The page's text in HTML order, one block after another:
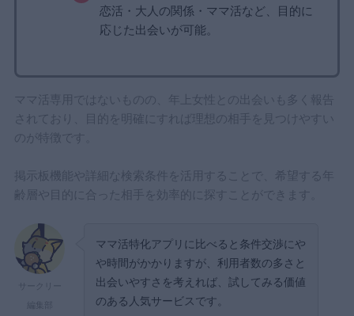
恋活・大人の関係・ママ活など、目的に
応じた出会いが可能。
ママ活専用ではないものの、年上女性との出会いも多く報告
されており、目的を明確にすれば理想の相手を見つけやすい
のが特徴です。
掲示板機能や詳細な検索条件を活用することで、希望する年
齢層や目的に合った相手を効率的に探すことができます。
ママ活特化アプリに比べると条件交渉にや
や時間がかかりますが、利用者数の多さと
出会いやすさを考えれば、試してみる価値
のある人気サービスです。